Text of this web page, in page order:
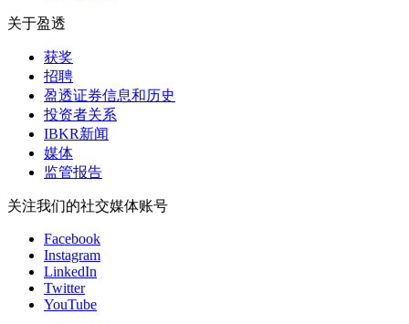
关于盈透
获奖
招聘
盈透证券信息和历史
投资者关系
IBKR新闻
媒体
监管报告
关注我们的社交媒体账号
Facebook
Instagram
LinkedIn
Twitter
YouTube